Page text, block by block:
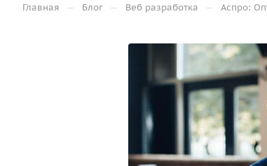
Главная — Блог — Веб разработка — Аспро: